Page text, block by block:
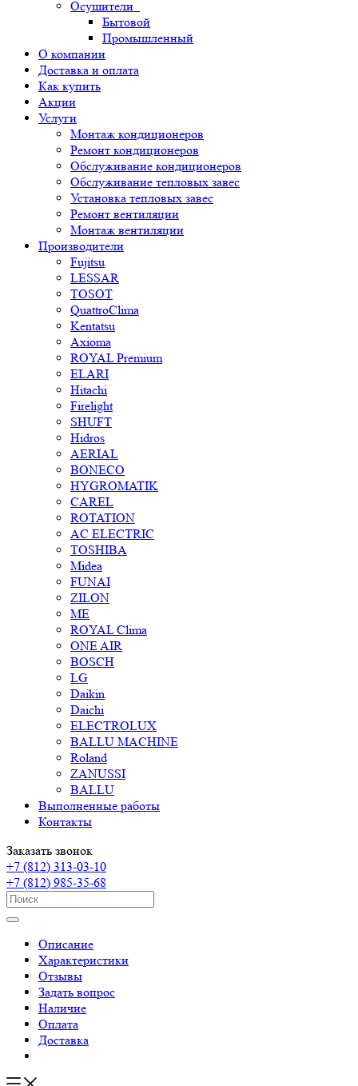
Осушители
Бытовой
Промышленный
О компании
Доставка и оплата
Как купить
Акции
Услуги
Монтаж кондиционеров
Ремонт кондиционеров
Обслуживание кондиционеров
Обслуживание тепловых завес
Установка тепловых завес
Ремонт вентиляции
Монтаж вентиляции
Производители
Fujitsu
LESSAR
TOSOT
QuattroClima
Kentatsu
Axioma
ROYAL Premium
ELARI
Hitachi
Firelight
SHUFT
Hidros
AERIAL
BONECO
HYGROMATIK
CAREL
ROTATION
AC ELECTRIC
TOSHIBA
Midea
FUNAI
ZILON
ME
ROYAL Clima
ONE AIR
BOSCH
LG
Daikin
Daichi
ELECTROLUX
BALLU MACHINE
Roland
ZANUSSI
BALLU
Выполненные работы
Контакты
Заказать звонок
+7 (812) 313-03-10
+7 (812) 985-35-68
Описание
Характеристики
Отзывы
Задать вопрос
Наличие
Оплата
Доставка